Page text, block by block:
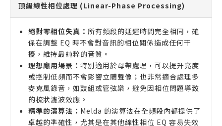
頂級線性相位處理 (Linear-Phase Processing)
絕對零相位失真： 所有頻段的延遲時間完全相同，確
保在調整 EQ 時不會對音訊的相位關係造成任何干
擾，維持最純粹的音質。
理想應用場景： 特別適用於母帶處理，可以提升亮度
或控制低頻而不會影響立體聲像；也非常適合處理多
麥克風錄音，如鼓組或管弦樂，避免因相位問題導致
的梳狀濾波效應。
精準的演算法： Melda 的演算法在全頻段內都提供了
卓越的準確性，尤其是在其他線性相位 EQ 容易失效